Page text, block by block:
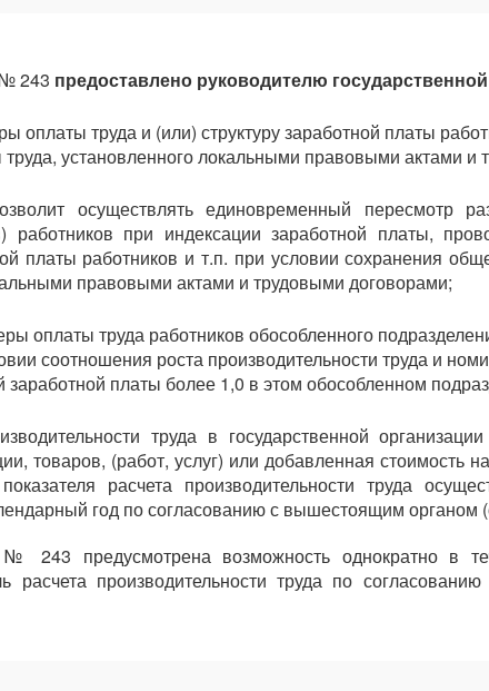
243 предоставлено руководителю
оплаты труда и (или) структуру заработной платы
установленного локальными правовыми актами и
осуществлять единовременный пересмотр
работников при индексации заработной платы,
платы работников и т.п. при условии сохранения
правовыми актами и трудовыми договорами;
оплаты труда работников обособленного
соотношения роста производительности труда и
заработной платы более 1,0 в этом обособленном
труда в государственной
товаров, (работ, услуг) или добавленная стоимость
расчета производительности труда
год по согласованию с вышестоящим органом
243 предусмотрена возможность однократно в
расчета производительности труда по